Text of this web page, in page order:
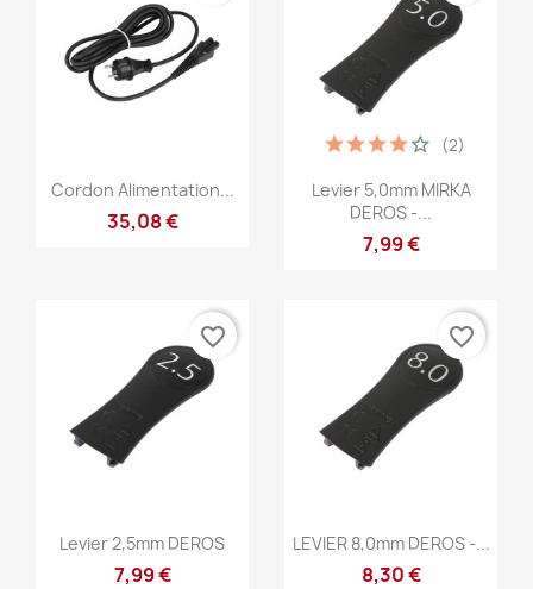
Anteprima
Cordon Alimentation...
35,08 €
Anteprima
Levier 5,0mm MIRKA
DEROS -...
7,99 €
(2)
Anteprima
Levier 2,5mm DEROS
7,99 €
favorite_border
Anteprima
LEVIER 8,0mm DEROS -...
8,30 €
favorite_border